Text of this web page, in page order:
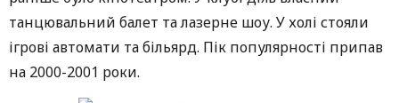
танцювальний балет та лазерне шоу. У холі стояли
ігрові автомати та більярд. Пік популярності припав
на 2000-2001 роки.